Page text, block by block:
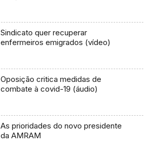
Sindicato quer recuperar
enfermeiros emigrados (vídeo)
Oposição critica medidas de
combate à covid-19 (áudio)
As prioridades do novo presidente
da AMRAM